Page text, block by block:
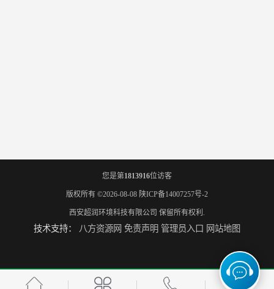
您是第1813916位访客
版权所有 ©2026-08-08 陕ICP备14007257号-2
西安超润环境科技有限公司 保留所有权利.
技术支持： 八方资源网 免责声明 管理员入口 网站地图